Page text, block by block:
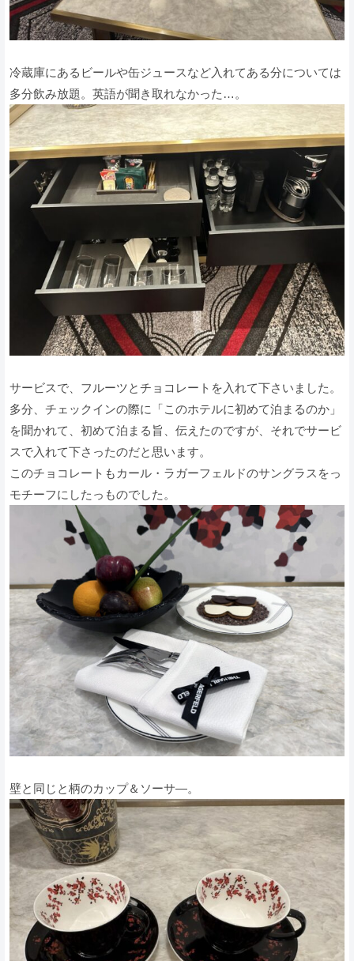
冷蔵庫にあるビールや缶ジュースなど入れてある分については
多分飲み放題。英語が聞き取れなかった…。
サービスで、フルーツとチョコレートを入れて下さいました。
多分、チェックインの際に「このホテルに初めて泊まるのか」
を聞かれて、初めて泊まる旨、伝えたのですが、それでサービ
スで入れて下さったのだと思います。
このチョコレートもカール・ラガーフェルドのサングラスをっ
モチーフにしたっものでした。
壁と同じと柄のカップ＆ソーサ―。